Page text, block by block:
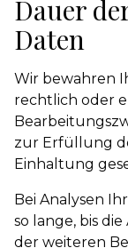
Dauer
Daten
Wir bewahren
rechtlich oder
zur Erfüllung
Einhaltung
Bei Analysen
so lange, bis
der weiteren